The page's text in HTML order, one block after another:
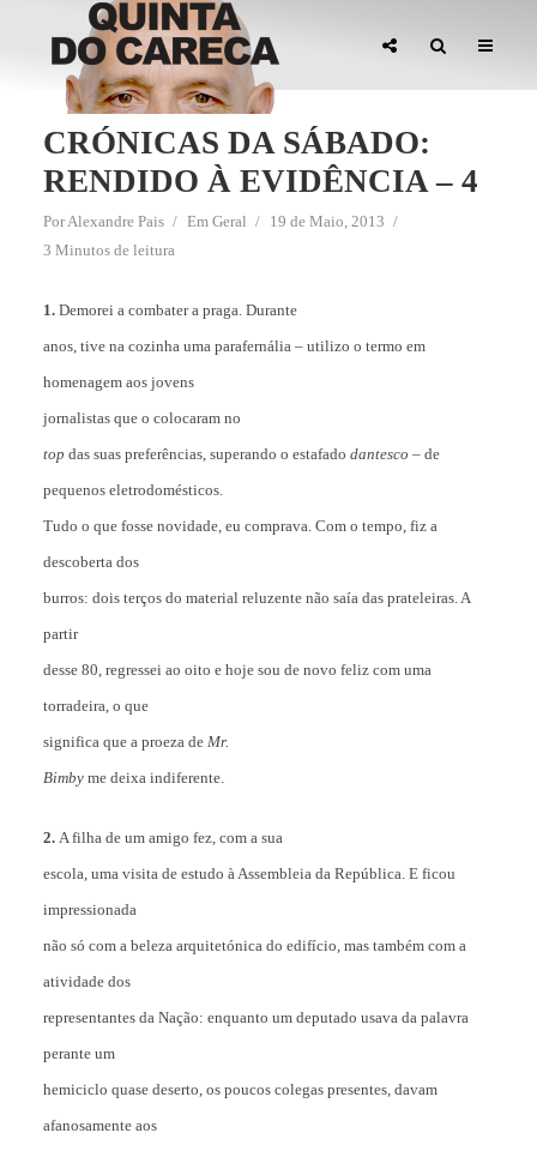
CRÓNICAS DA SÁBADO:
RENDIDO À EVIDÊNCIA – 4
PorAlexandre Pais Em Geral
19 de Maio, 2013
3 Minutos de leitura
1. Demorei a combater a praga. Durante
anos, tive na cozinha uma parafernália – utilizo o termo em
homenagem aos jovens
jornalistas que o colocaram no
top das suas preferências, superando o estafado dantesco – de
pequenos eletrodomésticos.
Tudo o que fosse novidade, eu comprava. Com o tempo, fiz a
descoberta dos
burros: dois terços do material reluzente não saía das prateleiras. A
partir
desse 80, regressei ao oito e hoje sou de novo feliz com uma
torradeira, o que
significa que a proeza de Mr.
Bimbyme deixa indiferente.
2. A filha de um amigo fez, com a sua
escola, uma visita de estudo à Assembleia da República. E ficou
impressionada
não só com a beleza arquitetónica do edifício, mas também com a
atividade dos
representantes da Nação: enquanto um deputado usava da palavra
perante um
hemiciclo quase deserto, os poucos colegas presentes, davam
afanosamente aos